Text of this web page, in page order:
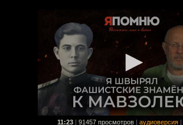
11:23 91457 просмотров аудиоверсия